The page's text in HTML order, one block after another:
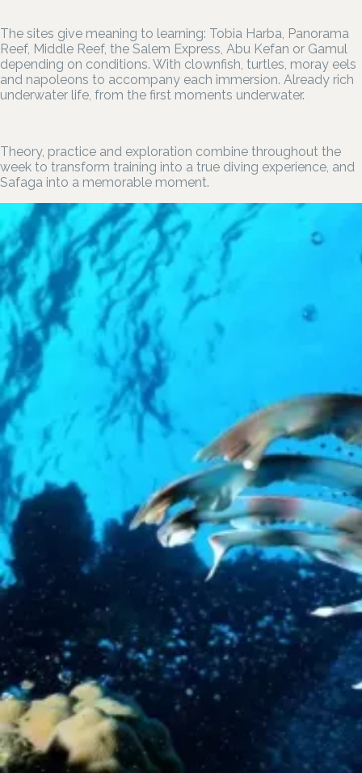
The sites give meaning to learning: Tobia Harba, Panorama
Reef, Middle Reef, the Salem Express, Abu Kefan or Gamul
depending on conditions. With clownfish, turtles, moray eels
and napoleons to accompany each immersion. Already rich
underwater life, from the first moments underwater.
Theory, practice and exploration combine throughout the
week to transform training into a true diving experience, and
Safaga into a memorable moment.